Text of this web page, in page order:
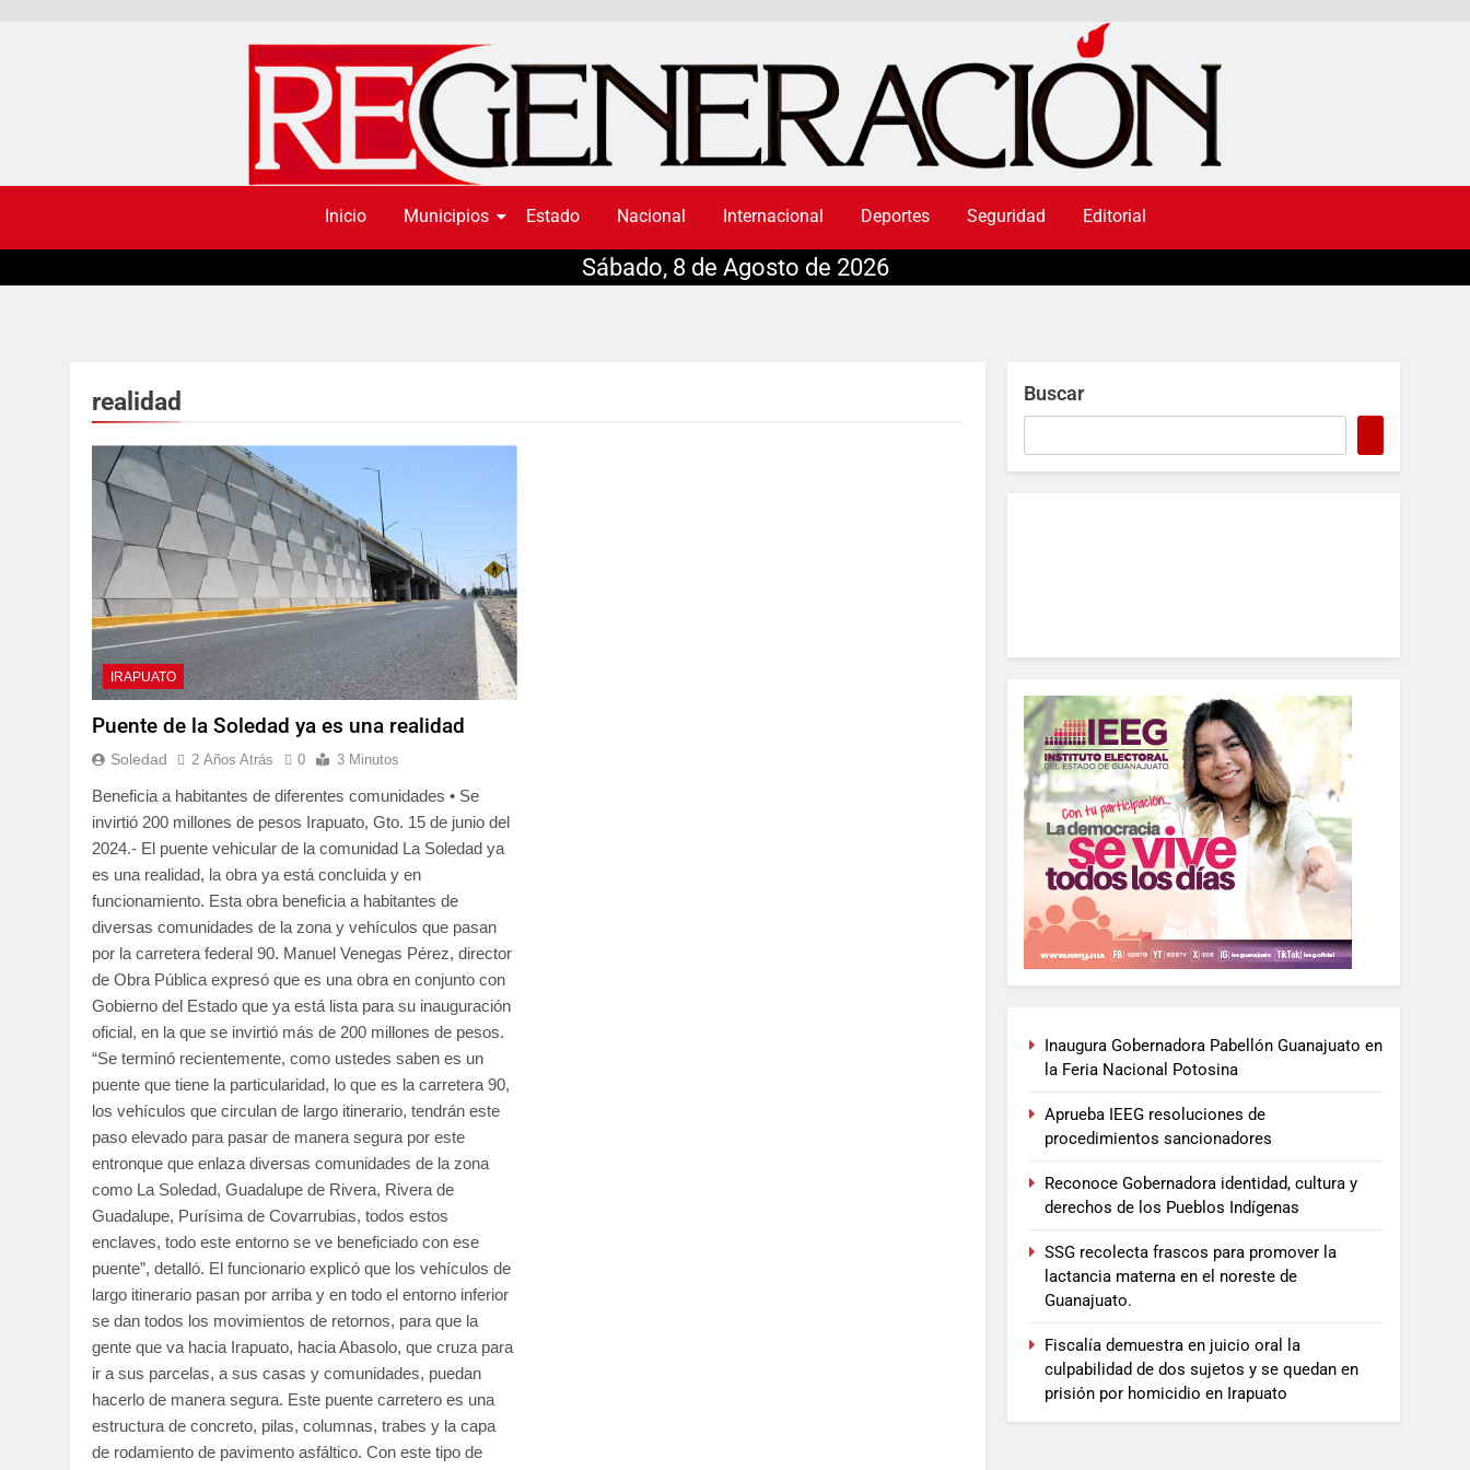
Inicio Municipios Estado Nacional Internacional Deportes Seguridad Editorial
Sábado, 8 de Agosto de 2026
realidad
IRAPUATO
Puente de la Soledad ya es una realidad
Soledad 2 Años Atrás 0 3 Minutos
Beneficia a habitantes de diferentes comunidades • Se
invirtió 200 millones de pesos Irapuato, Gto. 15 de junio del
2024.- El puente vehicular de la comunidad La Soledad ya
es una realidad, la obra ya está concluida y en
funcionamiento. Esta obra beneficia a habitantes de
diversas comunidades de la zona y vehículos que pasan
por la carretera federal 90. Manuel Venegas Pérez, director
de Obra Pública expresó que es una obra en conjunto con
Gobierno del Estado que ya está lista para su inauguración
oficial, en la que se invirtió más de 200 millones de pesos.
“Se terminó recientemente, como ustedes saben es un
puente que tiene la particularidad, lo que es la carretera 90,
los vehículos que circulan de largo itinerario, tendrán este
paso elevado para pasar de manera segura por este
entronque que enlaza diversas comunidades de la zona
como La Soledad, Guadalupe de Rivera, Rivera de
Guadalupe, Purísima de Covarrubias, todos estos
enclaves, todo este entorno se ve beneficiado con ese
puente”, detalló. El funcionario explicó que los vehículos de
largo itinerario pasan por arriba y en todo el entorno inferior
se dan todos los movimientos de retornos, para que la
gente que va hacia Irapuato, hacia Abasolo, que cruza para
ir a sus parcelas, a sus casas y comunidades, puedan
hacerlo de manera segura. Este puente carretero es una
estructura de concreto, pilas, columnas, trabes y la capa
de rodamiento de pavimento asfáltico. Con este tipo de
Buscar
Inaugura Gobernadora Pabellón Guanajuato en
la Feria Nacional Potosina
Aprueba IEEG resoluciones de
procedimientos sancionadores
Reconoce Gobernadora identidad, cultura y
derechos de los Pueblos Indígenas
SSG recolecta frascos para promover la
lactancia materna en el noreste de
Guanajuato.
Fiscalía demuestra en juicio oral la
culpabilidad de dos sujetos y se quedan en
prisión por homicidio en Irapuato